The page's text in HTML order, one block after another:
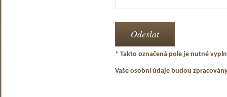
* Takto označená pole je nutné
Vaše osobní údaje budou